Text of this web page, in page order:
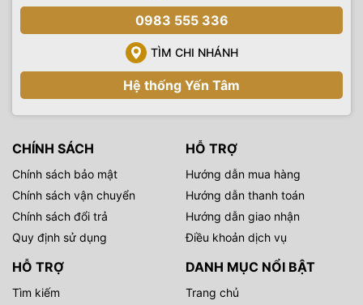
0983 555 336
TÌM CHI NHÁNH
Hệ thống Yến Tâm
CHÍNH SÁCH
Chính sách bảo mật
Chính sách vận chuyển
Chính sách đổi trả
Quy định sử dụng
HỖ TRỢ
Hướng dẫn mua hàng
Hướng dẫn thanh toán
Hướng dẫn giao nhận
Điều khoản dịch vụ
HỖ TRỢ
Tìm kiếm
DANH MỤC NỔI BẬT
Trang chủ